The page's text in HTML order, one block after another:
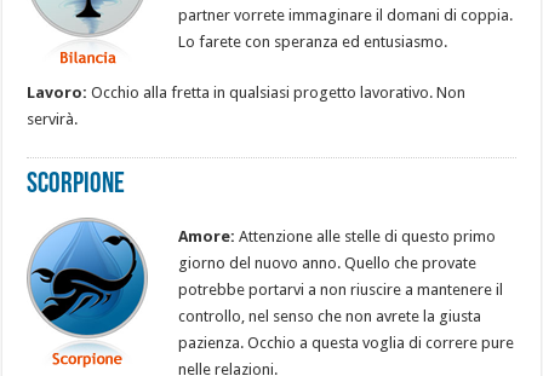
partner vorrete immaginare il domani di coppia.
Lo farete con speranza ed entusiasmo.
Lavoro: Occhio alla fretta in qualsiasi progetto lavorativo. Non
servirà.
Scorpione
Amore: Attenzione alle stelle di questo primo
giorno del nuovo anno. Quello che provate
potrebbe portarvi a non riuscire a mantenere il
controllo, nel senso che non avrete la giusta
pazienza. Occhio a questa voglia di correre pure
nelle relazioni.